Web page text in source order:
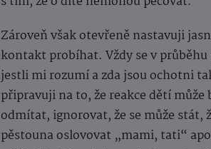
Zároveň však otevřeně nastavuji
kontakt probíhat. Vždy se v
jestli mi rozumí a zda jsou ochotni
připravuji na to, že reakce dětí
odmítat, ignorovat, že se může stát,
pěstouna oslovovat „mami, tati“